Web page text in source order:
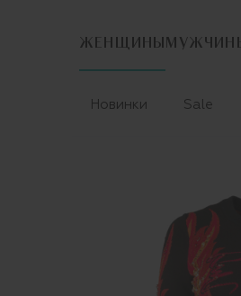
ЖЕНЩИНЫ
Новинки Sale